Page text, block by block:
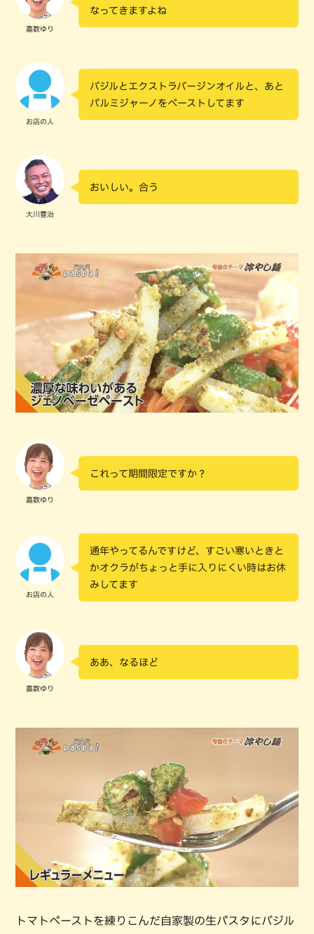
嘉数ゆり
なってきますよね
お店の人
バジルとエクストラバージンオイルと、あと
パルミジャーノをペーストしてます
大川豊治
おいしい。合う
嘉数ゆり
これって期間限定ですか？
お店の人
通年やってるんですけど、すごい寒いときと
かオクラがちょっと手に入りにくい時はお休
みしてます
嘉数ゆり
ああ、なるほど
トマトペーストを練りこんだ自家製の生パスタにバジル